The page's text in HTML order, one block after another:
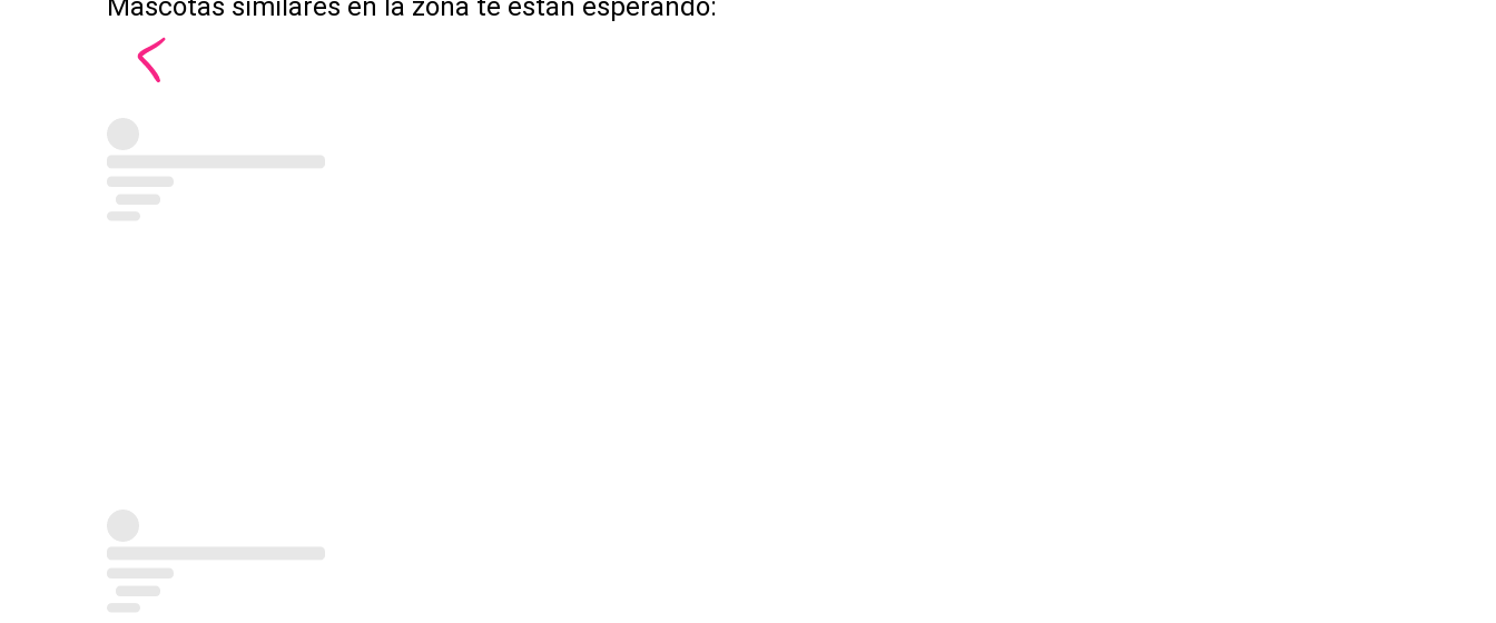
Mascotas similares en la zona te están esperando: